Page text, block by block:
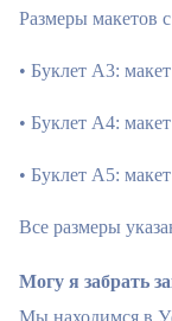
Размеры макетов
• Буклет А3:
• Буклет А4:
• Буклет А5:
Все размеры
Могу я забрать